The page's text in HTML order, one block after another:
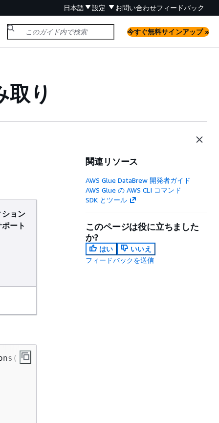
日本語 設定 お問い合わせフィードバック
今すぐ無料サインアップ »
り
ョン
ート
関連リソース
AWS Glue DataBrew 開発者ガイド
AWS Glue の AWS CLI コマンド
SDK とツール
このページは役に立ちました
か?
はい
いいえ
フィードバックを送信